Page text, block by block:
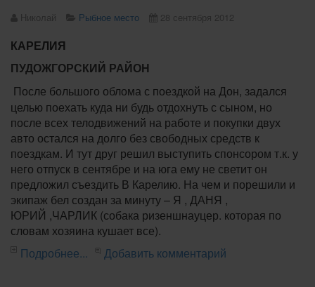
Николай Рыбное место 28 сентября 2012
КАРЕЛИЯ
ПУДОЖГОРСКИЙ РАЙОН
После большого облома с поездкой на Дон, задался
целью поехать куда ни будь отдохнуть с сыном, но
после всех телодвижений на работе и покупки двух
авто остался на долго без свободных средств к
поездкам. И тут друг решил выступить спонсором т.к. у
него отпуск в сентябре и на юга ему не светит он
предложил съездить В Карелию. На чем и порешили и
экипаж бел создан за минуту – Я , ДАНЯ ,
ЮРИЙ ,ЧАРЛИК (собака ризеншнауцер. которая по
словам хозяина кушает все).
Подробнее...
Добавить комментарий